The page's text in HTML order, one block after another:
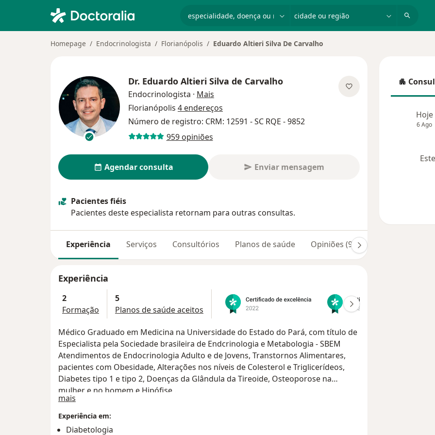
Homepage Endocrinologista Florianópolis Eduardo Altieri Silva De Carvalho
Dr. Eduardo Altieri Silva de Carvalho
Endocrinologista · Mais
Florianópolis 4 endereços
Número de registro: CRM: 12591 - SC RQE - 9852
959 opiniões
Agendar consulta Enviar mensagem
Pacientes fiéis
Pacientes deste especialista retornam para outras consultas.
Experiência Serviços Consultórios Planos de saúde Opiniões (959)
Experiência
2
Formação
5
Planos de saúde aceitos
Médico Graduado em Medicina na Universidade do Estado do Pará, com título de
Especialista pela Sociedade brasileira de Endcrinologia e Metabologia - SBEM
Atendimentos de Endocrinologia Adulto e de Jovens, Transtornos Alimentares,
pacientes com Obesidade, Alterações nos níveis de Colesterol e Triglicerídeos,
Diabetes tipo 1 e tipo 2, Doenças da Glândula da Tireoide, Osteoporose na
mulher e no homem e Hipófise .
mais
Experiência em:
Diabetologia
Hoje
6 Ago